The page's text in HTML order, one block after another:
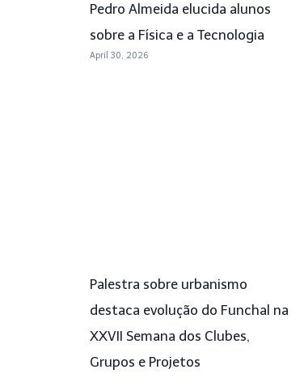
Pedro Almeida elucida alunos
sobre a Física e a Tecnologia
April 30, 2026
Palestra sobre urbanismo
destaca evolução do Funchal na
XXVII Semana dos Clubes,
Grupos e Projetos